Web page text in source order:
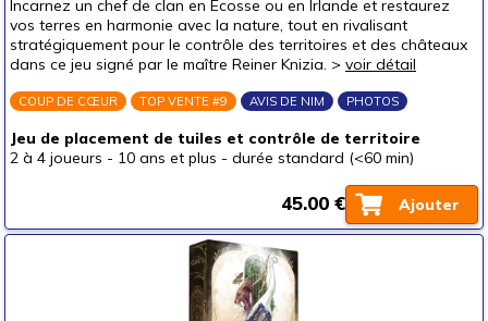
Jeux tout public
Jeux initiés
Jeux experts
Jeux de stratégie
Jeux petits et rapides
Incarnez un chef de clan en Écosse ou en Irlande et restaurez
vos terres en harmonie avec la nature, tout en rivalisant
stratégiquement pour le contrôle des territoires et des châteaux
dans ce jeu signé par le maître Reiner Knizia. > voir détail
COUP DE CŒUR TOP VENTE #9 AVIS DE NIM PHOTOS
Jeu de placement de tuiles et contrôle de territoire
2 à 4 joueurs - 10 ans et plus - durée standard (<60 min)
Ajouter
45.00 €